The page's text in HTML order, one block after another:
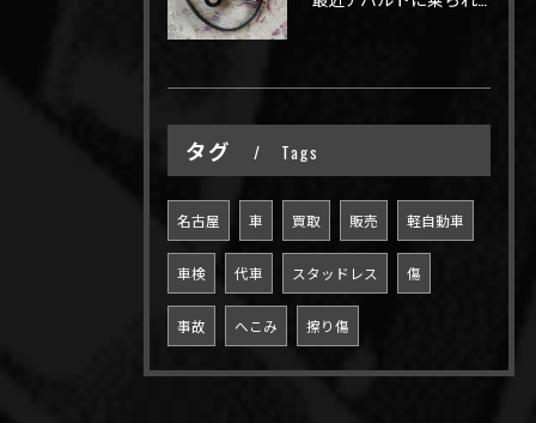
タグ Tags
名古屋 車 買取 販売 軽自動車
車検 代車 スタッドレス 傷
事故 へこみ 擦り傷